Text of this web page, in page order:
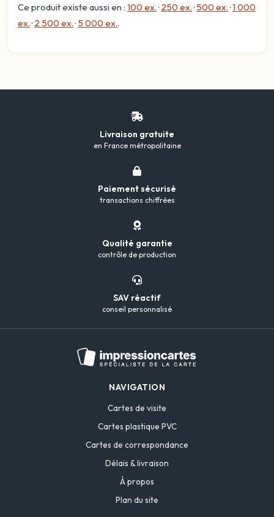
Ce produit existe aussi en : 100 ex.· 250 ex.· 500 ex.·1 000
ex.· 2 500 ex.· 5 000 ex..
Livraison gratuite
en France métropolitaine
Paiement sécurisé
transactions chiffrées
Qualité garantie
contrôle de production
SAV réactif
conseil personnalisé
NAVIGATION
Cartes de visite
Cartes plastique PVC
Cartes de correspondance
Délais & livraison
À propos
Plan du site